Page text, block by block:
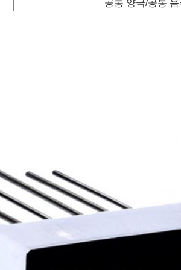
공통 양극/공통 음